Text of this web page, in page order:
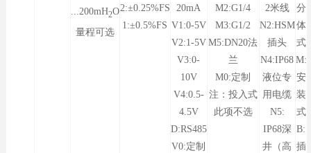
...200mH2O
量程可选
2:±0.25%FS
1:±0.5%FS
20mA
V1:0-5V
V2:1-5V
V3:0-
10V
V4:0.5-
4.5V
D:RS485
V0:定制
M2:G1/4
M3:G1/2
M5:DN20法
兰
M0:定制
注：投入式
此项不选
2米线
N2:HSM
插头
N4:IP68
液位专
用电缆
N5:
IP68深
井（高
分
体
式
M:
安
装
式
B:
插